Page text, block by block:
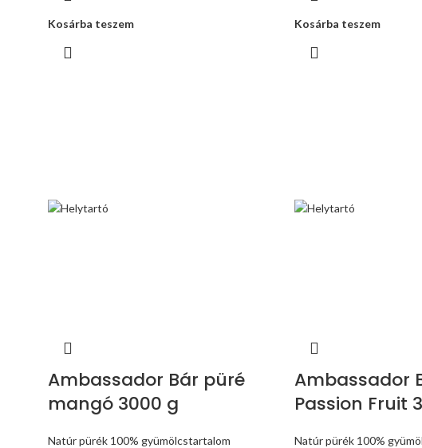
Kosárba teszem Kosárba teszem
Ambassador Bár püré
mangó 3000 g
Natúr pürék 100% gyümölcstartalom
Ambassador
Passion Fruit
Natúr pürék 100%